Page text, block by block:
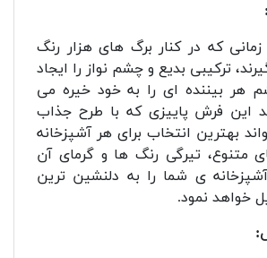
زمانی که در کنار برگ های هزار رنگ
ترکیبی بدیع و چشم نواز را ایجاد
هر بیننده ای را به خود خیره می
این فرش پاییزی که با طرح جذاب
بهترین انتخاب برای هر آشپزخانه
متنوع، تیرگی رنگ ها و گرمای آن
ی شما را به دلنشین ترین
خواهد نمود.